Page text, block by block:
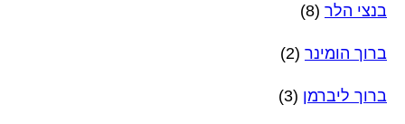
בנצי הלר (8)
ברוך הומינר (2)
ברוך ליברמן (3)